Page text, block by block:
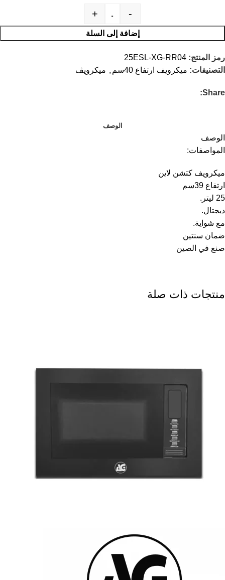
-
+
إضافة إلى السلة
رمز المنتج: 25ESL-XG-RR04
التصنيفات: ميكرويف ارتفاع 40سم , ميكرويڤ
Share:
الوصف
الوصف
المواصفات:
ميكرويف كتشن لاين
ارتفاع 39سم
25 ليتر.
ديجتال.
مع شواية.
ضمان سنتين
صنع في الصين
منتجات ذات صلة